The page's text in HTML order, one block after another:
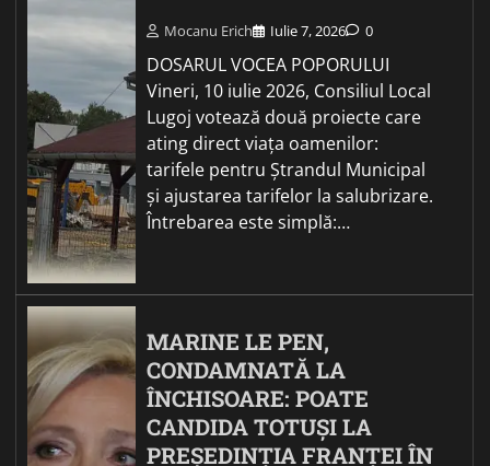
Mocanu Erich Iulie 7, 2026 0
DOSARUL VOCEA POPORULUI
Vineri, 10 iulie 2026, Consiliul Local
Lugoj votează două proiecte care
ating direct viața oamenilor:
tarifele pentru Ștrandul Municipal
și ajustarea tarifelor la salubrizare.
Întrebarea este simplă:…
MARINE LE PEN,
CONDAMNATĂ LA
ÎNCHISOARE: POATE
CANDIDA TOTUȘI LA
PREȘEDINȚIA FRANȚEI ÎN